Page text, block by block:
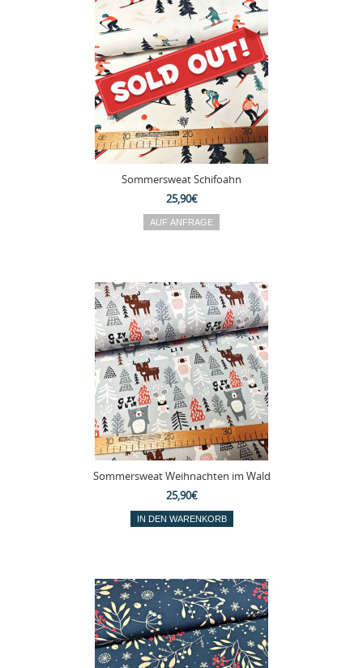
Sommersweat Schifoahn
25,90€
Sommersweat Weihnachten im Wald
25,90€